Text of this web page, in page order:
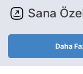
Sana
Daha